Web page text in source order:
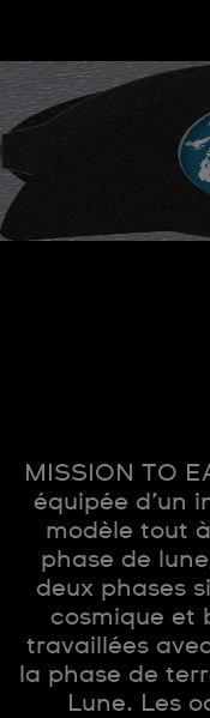
MISSION TO
équipée d’un
modèle tout
phase de
deux phases
cosmique et
travaillées
la phase de
Lune. Les